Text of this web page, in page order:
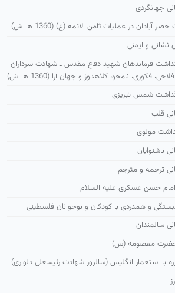
جهانگردی
آبادان در عملیات ثامن الائمه (ع) (1360 هـ ش)
نشانی و ایمنی
فرماندهان شهید دفاع مقدس ـ شهادت سرداران
فكوری، نامجو، كلاهدوز و جهان آرا (1360 هـ ش)
شمس تبریزی
قلب
مولوی
ناشنوایان
ترجمه و مترجم
حسن عسکری علیه السلام
و همدردی با كودكان و نوجوانان فلسطینی
سالمندان
معصومه (س)
با استعمار انگلیس (سالروز شهادت رئیسعلی دلواری)